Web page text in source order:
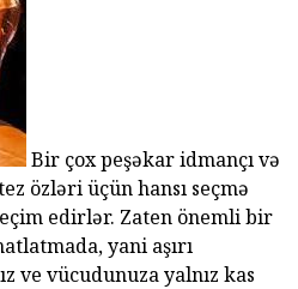
Bir çox peşəkar idmançı və
özləri üçün hansı seçmə
edirlər. Zaten önemli bir
yani aşırı
ve vücudunuza yalnız kas